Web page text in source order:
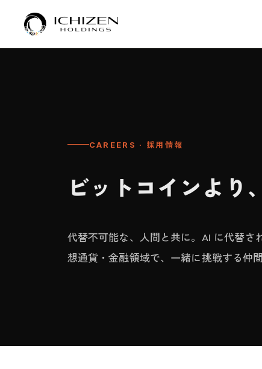
CAREERS · 採用情報
ビットコインより
代替不可能な、人間と共に。AI に代替
想通貨・金融領域で、一緒に挑戦する仲